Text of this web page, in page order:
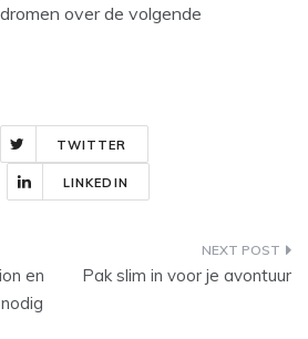
over de volgende
TWITTER
LINKEDIN
en
Pak slim in voor je avontuur